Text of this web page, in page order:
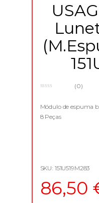
u
o
(0)
Módulo de espuma
8 Peças
SKU: 151U519M283
86,50